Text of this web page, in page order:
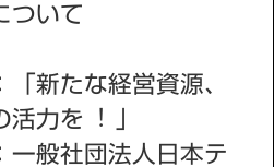
ついて
な経営資源、
⼒を︕ 」
団法⼈⽇本テ